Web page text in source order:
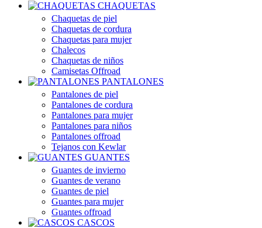
CHAQUETAS
Chaquetas de piel
Chaquetas de cordura
Chaquetas para mujer
Chalecos
Chaquetas de niños
Camisetas Offroad
PANTALONES
Pantalones de piel
Pantalones de cordura
Pantalones para mujer
Pantalones para niños
Pantalones offroad
Tejanos con Kewlar
GUANTES
Guantes de invierno
Guantes de verano
Guantes de piel
Guantes para mujer
Guantes offroad
CASCOS